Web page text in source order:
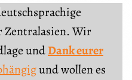
Zentralasien. Wir
undDank eurer
und wollen es